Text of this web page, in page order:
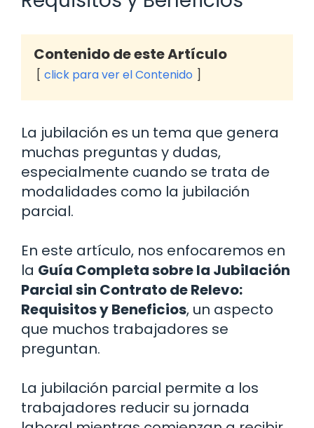
Contenido de este Artículo
click para ver el Contenido
La jubilación es un tema que genera
muchas preguntas y dudas,
especialmente cuando se trata de
modalidades como la jubilación
parcial.
En este artículo, nos enfocaremos en
la Guía Completa sobre la Jubilación
Parcial sin Contrato de Relevo:
Requisitos y Beneficios, un aspecto
que muchos trabajadores se
preguntan.
La jubilación parcial permite a los
trabajadores reducir su jornada